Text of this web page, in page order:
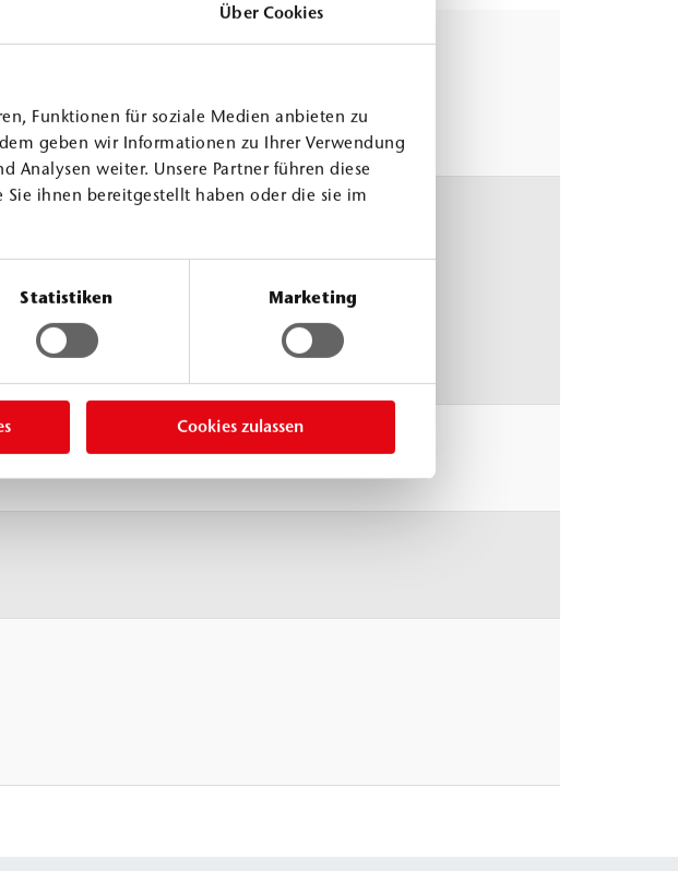
Über Cookies
Funktionen für soziale Medien anbieten zu
geben wir Informationen zu Ihrer Verwendung
Analysen weiter. Unsere Partner führen diese
ihnen bereitgestellt haben oder die sie im
Statistiken Marketing
Cookies zulassen
20 min
pump